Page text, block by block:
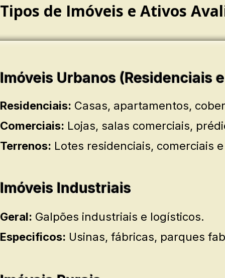
Tipos de Imóveis e Ativos
Imóveis Urbanos (Residenciais
Residenciais: Casas, apartamentos,
Comerciais: Lojas, salas comerciais,
Terrenos: Lotes residenciais, comerciais
Imóveis Industriais
Geral: Galpões industriais e logísticos.
Especificos: Usinas, fábricas, parques